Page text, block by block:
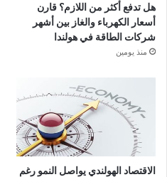
هل تدفع أكثر من اللازم؟ قارن
أسعار الكهرباء والغاز بين أشهر
شركات الطاقة في هولندا
منذ يومين
الاقتصاد الهولندي يواصل النمو رغم